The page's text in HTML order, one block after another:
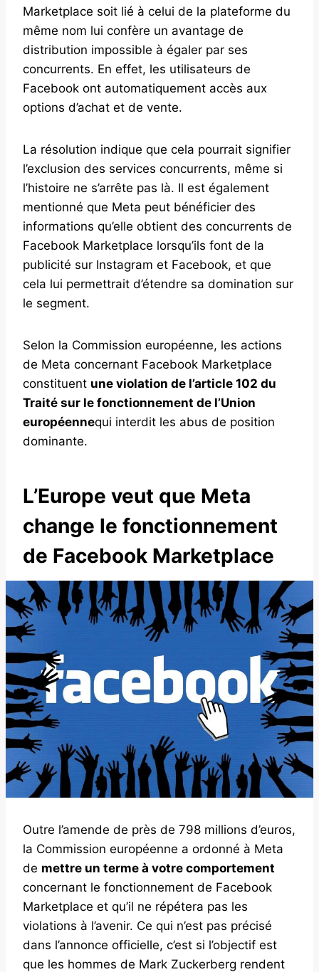
Marketplace soit lié à celui de la plateforme du
même nom lui confère un avantage de
distribution impossible à égaler par ses
concurrents. En effet, les utilisateurs de
Facebook ont ​​automatiquement accès aux
options d’achat et de vente.
La résolution indique que cela pourrait signifier
l’exclusion des services concurrents, même si
l’histoire ne s’arrête pas là. Il est également
mentionné que Meta peut bénéficier des
informations qu’elle obtient des concurrents de
Facebook Marketplace lorsqu’ils font de la
publicité sur Instagram et Facebook, et que
cela lui permettrait d’étendre sa domination sur
le segment.
Selon la Commission européenne, les actions
de Meta concernant Facebook Marketplace
constituent une violation de l’article 102 du
Traité sur le fonctionnement de l’Union
européennequi interdit les abus de position
dominante.
L’Europe veut que Meta
change le fonctionnement
de Facebook Marketplace
Outre l’amende de près de 798 millions d’euros,
la Commission européenne a ordonné à Meta
de mettre un terme à votre comportement
concernant le fonctionnement de Facebook
Marketplace et qu’il ne répétera pas les
violations à l’avenir. Ce qui n’est pas précisé
dans l’annonce officielle, c’est si l’objectif est
que les hommes de Mark Zuckerberg rendent